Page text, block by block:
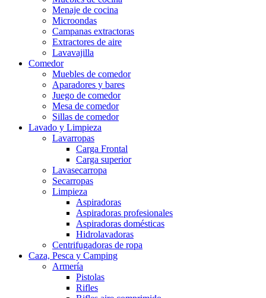
Menaje de cocina
Microondas
Campanas extractoras
Extractores de aire
Lavavajilla
Comedor
Muebles de comedor
Aparadores y bares
Juego de comedor
Mesa de comedor
Sillas de comedor
Lavado y Limpieza
Lavarropas
Carga Frontal
Carga superior
Lavasecarropa
Secarropas
Limpieza
Aspiradoras
Aspiradoras profesionales
Aspiradoras domésticas
Hidrolavadoras
Centrifugadoras de ropa
Caza, Pesca y Camping
Armería
Pistolas
Rifles